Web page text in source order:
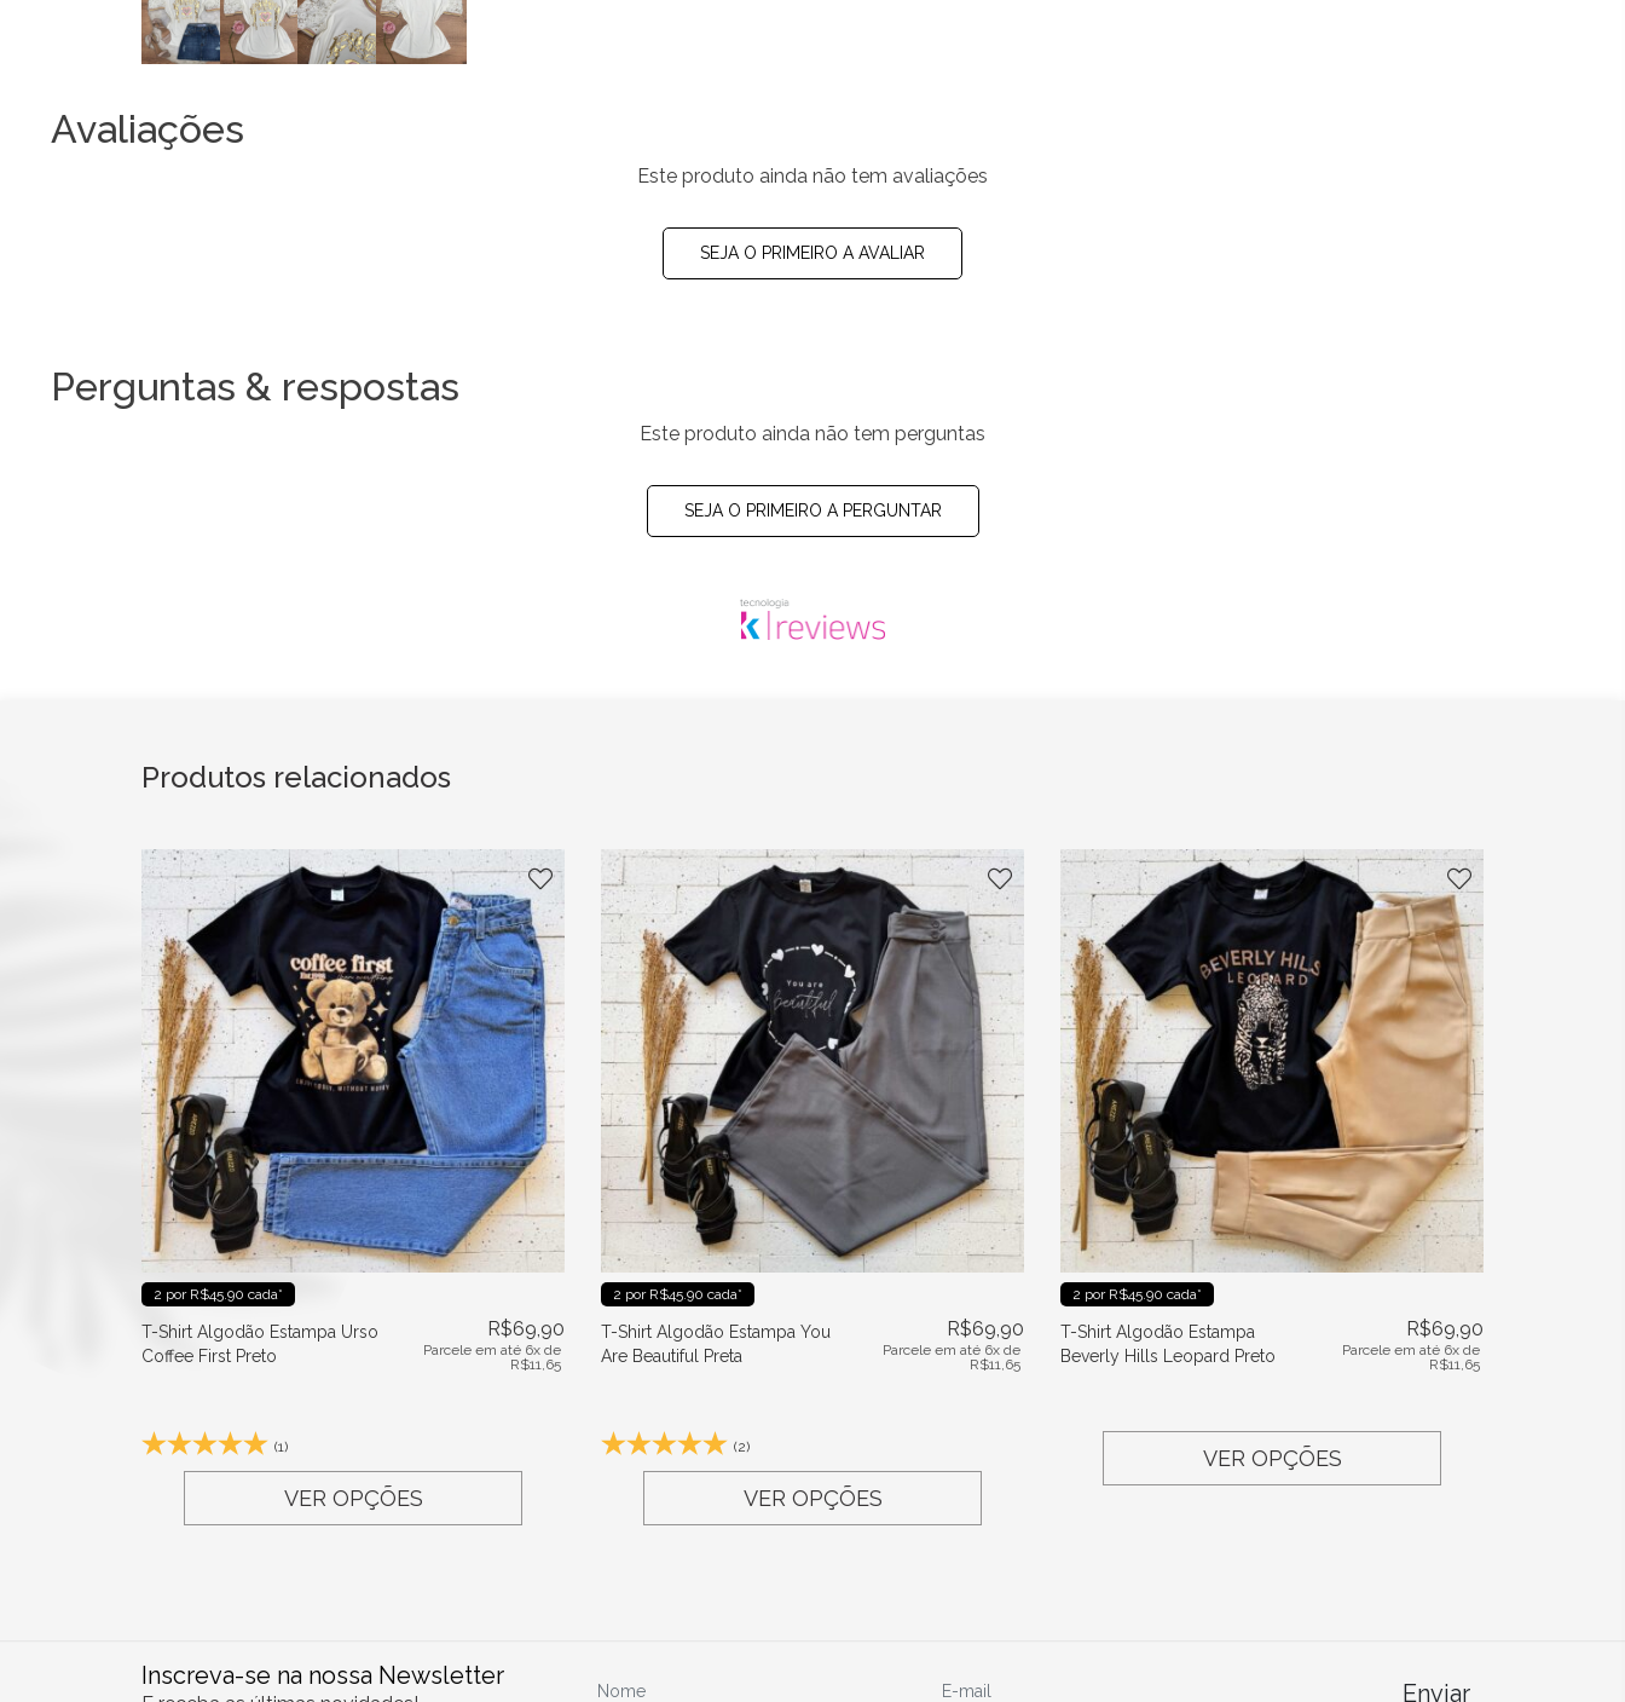
Avaliações
Este produto ainda não tem avaliações
SEJA O PRIMEIRO A AVALIAR
Perguntas & respostas
Este produto ainda não tem perguntas
SEJA O PRIMEIRO A PERGUNTAR
Produtos relacionados
2 por R$45.90 cada*
T-Shirt Algodão Estampa Urso
Coffee First Preto
R$69,90
Parcele em até 6x de
R$11,65
(1)
VER OPÇÕES
2 por R$45.90 cada*
T-Shirt Algodão Estampa You
Are Beautiful Preta
R$69,90
Parcele em até 6x de
R$11,65
(2)
VER OPÇÕES
2 por R$45.90 cada*
T-Shirt Algodão Estampa
Beverly Hills Leopard Preto
R$69,90
Parcele em até 6x de
R$11,65
VER OPÇÕES
Inscreva-se na nossa Newsletter
Enviar